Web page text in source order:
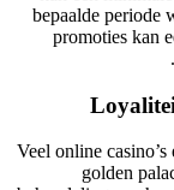
bepaalde periode
promoties kan
Veel online
golden